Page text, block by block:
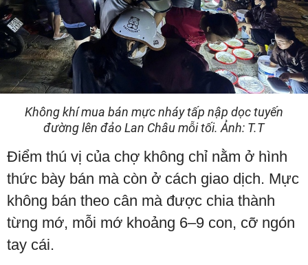
Không khí mua bán mực nháy tấp nập dọc tuyến
đường lên đảo Lan Châu mỗi tối. Ảnh: T.T
Điểm thú vị của chợ không chỉ nằm ở hình
thức bày bán mà còn ở cách giao dịch. Mực
không bán theo cân mà được chia thành
từng mớ, mỗi mớ khoảng 6–9 con, cỡ ngón
tay cái.